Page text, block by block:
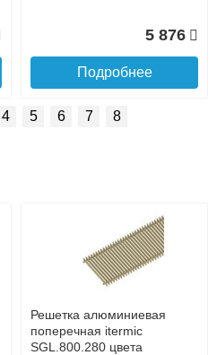
до подъезда
5 876
Подробнее
Решетка алюминиевая
поперечная itermic
SGL.900.160 цвета
шампань
4 5 6 7 8
Решетка алюминиевая
поперечная itermic
SGL.800.280 цвета